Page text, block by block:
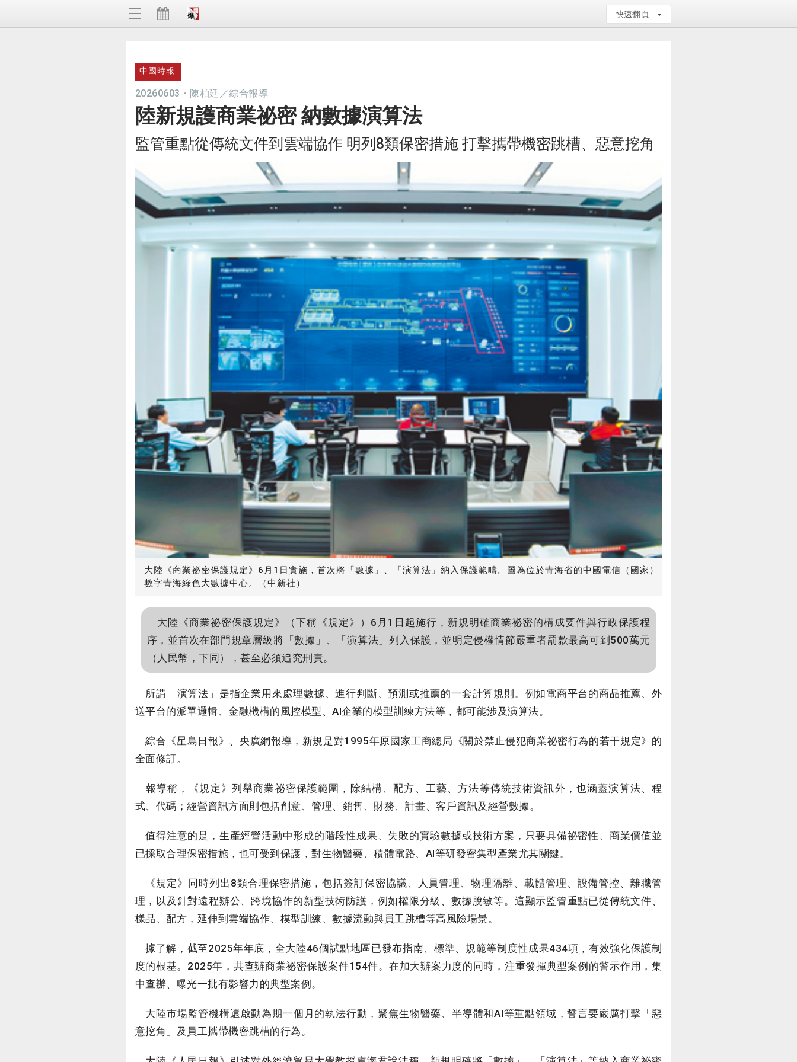
快速翻頁
中國時報
20260603 ・ 陳柏廷／綜合報導
陸新規護商業祕密 納數據演算法
監管重點從傳統文件到雲端協作 明列8類保密措施 打擊攜帶機密跳槽、惡意挖角
大陸《商業祕密保護規定》6月1日實施，首次將「數據」、「演算法」納入保護範疇。圖為位於青海省的中國電信（國家）
數字青海綠色大數據中心。（中新社）
大陸《商業祕密保護規定》（下稱《規定》）6月1日起施行，新規明確商業祕密的構成要件與行政保護程
序，並首次在部門規章層級將「數據」、「演算法」列入保護，並明定侵權情節嚴重者罰款最高可到500萬元
（人民幣，下同），甚至必須追究刑責。
所謂「演算法」是指企業用來處理數據、進行判斷、預測或推薦的一套計算規則。例如電商平台的商品推薦、外
送平台的派單邏輯、金融機構的風控模型、AI企業的模型訓練方法等，都可能涉及演算法。
綜合《星島日報》、央廣網報導，新規是對1995年原國家工商總局《關於禁止侵犯商業祕密行為的若干規定》的
全面修訂。
報導稱，《規定》列舉商業祕密保護範圍，除結構、配方、工藝、方法等傳統技術資訊外，也涵蓋演算法、程
式、代碼；經營資訊方面則包括創意、管理、銷售、財務、計畫、客戶資訊及經營數據。
值得注意的是，生產經營活動中形成的階段性成果、失敗的實驗數據或技術方案，只要具備祕密性、商業價值並
已採取合理保密措施，也可受到保護，對生物醫藥、積體電路、AI等研發密集型產業尤其關鍵。
《規定》同時列出8類合理保密措施，包括簽訂保密協議、人員管理、物理隔離、載體管理、設備管控、離職管
理，以及針對遠程辦公、跨境協作的新型技術防護，例如權限分級、數據脫敏等。這顯示監管重點已從傳統文件、
樣品、配方，延伸到雲端協作、模型訓練、數據流動與員工跳槽等高風險場景。
據了解，截至2025年年底，全大陸46個試點地區已發布指南、標準、規範等制度性成果434項，有效強化保護制
度的根基。2025年，共查辦商業祕密保護案件154件。在加大辦案力度的同時，注重發揮典型案例的警示作用，集
中查辦、曝光一批有影響力的典型案例。
大陸市場監管機構還啟動為期一個月的執法行動，聚焦生物醫藥、半導體和AI等重點領域，誓言要嚴厲打擊「惡
意挖角」及員工攜帶機密跳槽的行為。